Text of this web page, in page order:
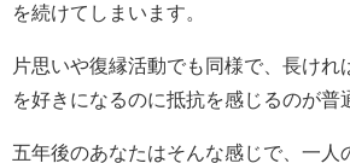
を続けてしまいます。
片思いや復縁活動でも同様で、長けれ
を好きになるのに抵抗を感じるのが普
五年後のあなたはそんな感じで、一人